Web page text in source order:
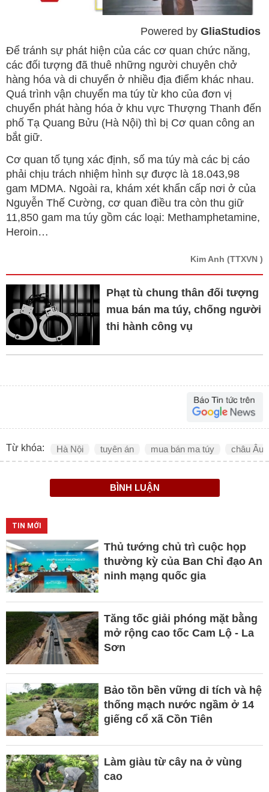
Powered by GliaStudios
Để tránh sự phát hiện của các cơ quan chức năng,
các đối tượng đã thuê những người chuyên chở
hàng hóa và di chuyển ở nhiều địa điểm khác nhau.
Quá trình vận chuyển ma túy từ kho của đơn vị
chuyển phát hàng hóa ở khu vực Thượng Thanh đến
phố Tạ Quang Bửu (Hà Nội) thì bị Cơ quan công an
bắt giữ.
Cơ quan tố tụng xác định, số ma túy mà các bị cáo
phải chịu trách nhiệm hình sự được là 18.043,98
gam MDMA. Ngoài ra, khám xét khẩn cấp nơi ở của
Nguyễn Thế Cường, cơ quan điều tra còn thu giữ
11,850 gam ma túy gồm các loại: Methamphetamine,
Heroin…
Kim Anh (TTXVN )
Phạt tù chung thân đối tượng
mua bán ma túy, chống người
thi hành công vụ
Từ khóa: Hà Nội tuyên án mua bán ma túy châu Âu
BÌNH LUẬN
TIN MỚI
Thủ tướng chủ trì cuộc họp
thường kỳ của Ban Chỉ đạo An
ninh mạng quốc gia
Tăng tốc giải phóng mặt bằng
mở rộng cao tốc Cam Lộ - La
Sơn
Bảo tồn bền vững di tích và hệ
thống mạch nước ngầm ở 14
giếng cổ xã Cồn Tiên
Làm giàu từ cây na ở vùng
cao